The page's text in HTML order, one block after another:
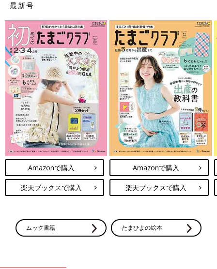
最新号
Amazonで購入
楽天ブックスで購入
Amazonで購入
楽天ブックスで購入
ムック書籍 たまひよの絵本